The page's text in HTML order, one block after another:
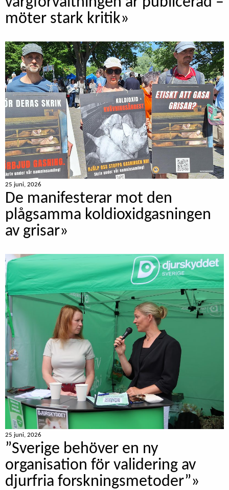
möter stark kritik»
25 juni, 2026
De manifesterar mot den
plågsamma koldioxidgasningen
av grisar»
25 juni, 2026
”Sverige behöver en ny
organisation för validering av
djurfria forskningsmetoder”»